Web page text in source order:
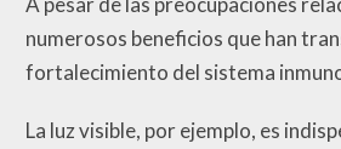
numerosos beneficios que han
fortalecimiento del sistema
La luz visible, por ejemplo, es